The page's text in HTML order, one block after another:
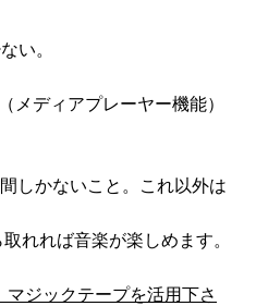
い。
メディアプレーヤー機能）
しかないこと。これ以外は
れれば音楽が楽しめます。
ジックテープを活用下さ